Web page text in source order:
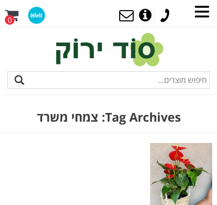
0
Tag Archives: צמחי משרד